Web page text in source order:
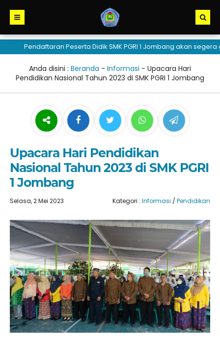
Pendaftaran Peserta Didik SMK PGRI 1 Jombang akan segera
Anda disini : Beranda - Informasi - Upacara Hari
Pendidikan Nasional Tahun 2023 di SMK PGRI 1 Jombang
Upacara Hari Pendidikan
Nasional Tahun 2023 di SMK PGRI
1 Jombang
Selasa, 2 Mei 2023 Kategori : Informasi / Pendidikan